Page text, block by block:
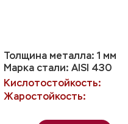
Толщина металла: 1 мм
Марка стали: AISI 430
Кислотостойкость:
Жаростойкость: